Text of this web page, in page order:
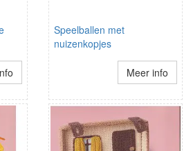
Speelballen met
nuizenkopjes
Meer info